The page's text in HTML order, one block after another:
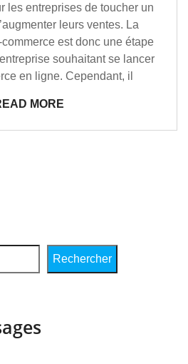
les entreprises de toucher un
leurs ventes. La
est donc une étape
souhaitant se lancer
en ligne. Cependant, il
MORE
Rechercher